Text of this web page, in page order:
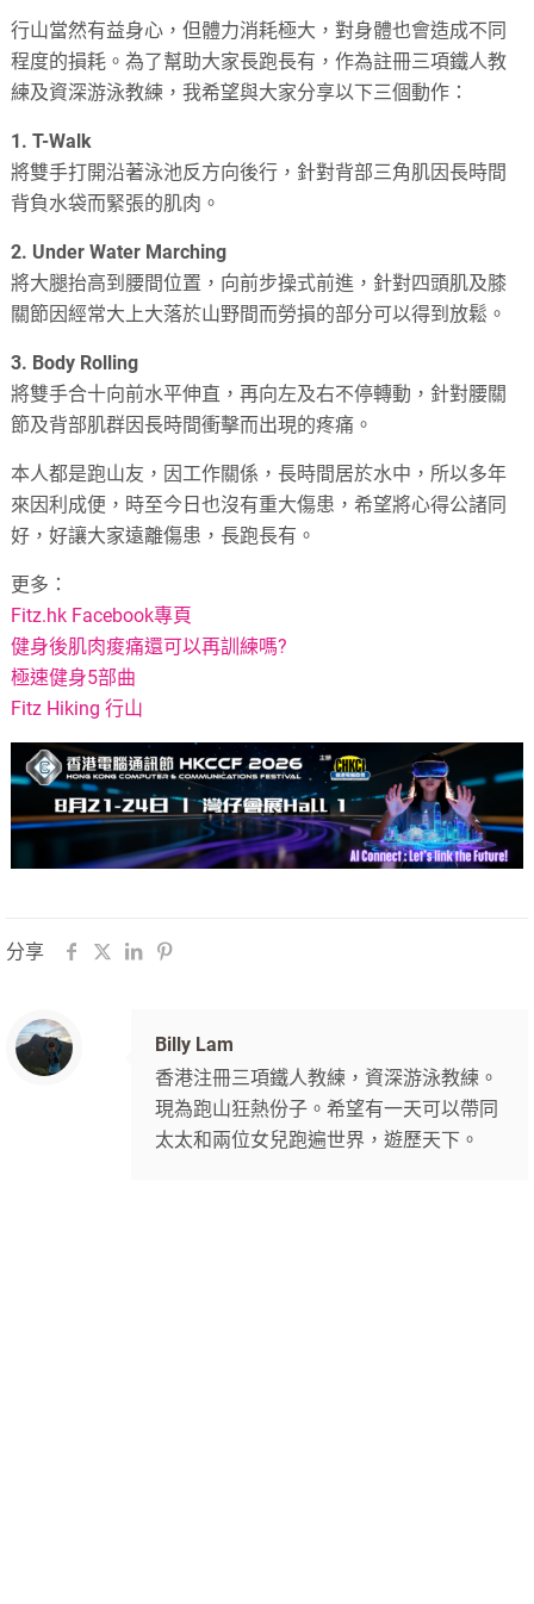
行山當然有益身心，但體力消耗極大，對身體也會造成不同
程度的損耗。為了幫助大家長跑長有，作為註冊三項鐵人教
練及資深游泳教練，我希望與大家分享以下三個動作：
1. T-Walk
將雙手打開沿著泳池反方向後行，針對背部三角肌因長時間
背負水袋而緊張的肌肉。
2. Under Water Marching
將大腿抬高到腰間位置，向前步操式前進，針對四頭肌及膝
關節因經常大上大落於山野間而勞損的部分可以得到放鬆。
3. Body Rolling
將雙手合十向前水平伸直，再向左及右不停轉動，針對腰關
節及背部肌群因長時間衝擊而出現的疼痛。
本人都是跑山友，因工作關係，長時間居於水中，所以多年
來因利成便，時至今日也沒有重大傷患，希望將心得公諸同
好，好讓大家遠離傷患，長跑長有。
更多：
Fitz.hk Facebook專頁
健身後肌肉痠痛還可以再訓練嗎?
極速健身5部曲
Fitz Hiking 行山
分享
Billy Lam
香港注冊三項鐵人教練，資深游泳教練。
現為跑山狂熱份子。希望有一天可以帶同
太太和兩位女兒跑遍世界，遊歷天下。